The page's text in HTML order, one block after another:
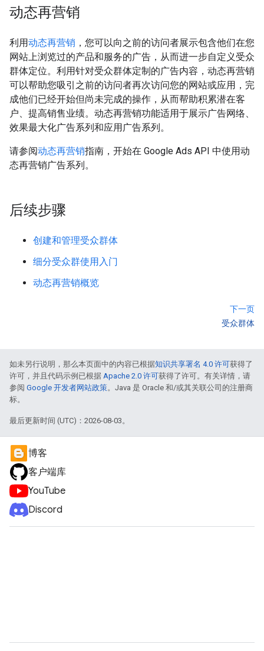
动态再营销
利用动态再营销 ，您可以向之前的访问者展示包含他们在您
网站上浏览过的产品和服务的广告，从而进一步自定义受众
群体定位。利用针对受众群体定制的广告内容，动态再营销
可以帮助您吸引之前的访问者再次访问您的网站或应用，完
成他们已经开始但尚未完成的操作，从而帮助积累潜在客
户、提高销售业绩。动态再营销功能适用于展示广告网络、
效果最大化广告系列和应用广告系列。
请参阅动态再营销指南，开始在 Google Ads API 中使用动
态再营销广告系列。
后续步骤
创建和管理受众群体
细分受众群使用入门
动态再营销概览
下一页
受众群体
如未另行说明，那么本页面中的内容已根据知识共享署名 4.0 许可获得了
许可，并且代码示例已根据 Apache 2.0 许可获得了许可。有关详情，请
参阅 Google 开发者网站政策。Java 是 Oracle 和/或其关联公司的注册商
标。
最后更新时间 (UTC)：2026-08-03。
博客
客户端库
YouTube
Discord